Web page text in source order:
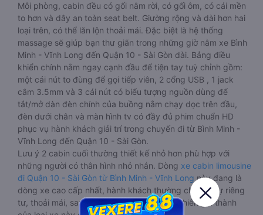
Mỗi phòng, cabin đều có gối nằm rời, có gối ôm, có cái mền
to hơn và dây an toàn seat belt. Giường rộng và dài hơn hai
loại trên, có thể lăn lộn thoải mái. Đặc biệt là hệ thống
massage sẽ giúp bạn thư giãn trong những giờ nằm xe Bình
Minh - Vĩnh Long đến Quận 10 - Sài Gòn dài. Bảng điều
khiển chính nằm ngay cạnh đầu để tiện tay tuỳ chỉnh gồm:
một cái nút to đùng để gọi tiếp viên, 2 cổng USB , 1 jack
cắm 3.5mm và 3 cái nút có biểu tượng nguồn dùng để
tắt/mở dàn đèn chính của buồng nằm chạy dọc trên đầu,
đèn dưới chân và màn hình tv có đầy đủ phim chuẩn HD
phục vụ hành khách giải trí trong chuyến đi từ Bình Minh -
Vĩnh Long đến Quận 10 - Sài Gòn.
Lưu ý 2 cabin cuối thường thiết kế nhỏ hơn phù hợp với
những người có thân hình nhỏ nhắn. Dòng xe cabin limousine
đi Quận 10 - Sài Gòn từ Bình Minh - Vĩnh Long này đang là
dòng xe cao cấp nhất, hành khách thường chọn vì sự riêng
tư, thoải mái, sang trọng và tiện nghi. Tất nhiên giá thành